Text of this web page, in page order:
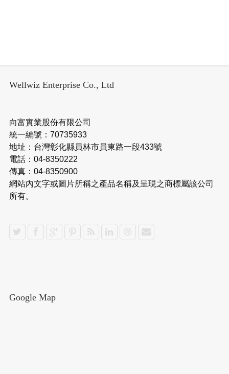
Wellwiz Enterprise Co., Ltd
向富實業股份有限公司
統一編號：70735933
地址：台灣彰化縣員林市員東路一段433號
電話：04-8350222
傳真：04-8350900
網站內文字或圖片所稱之產品名稱及呈現之商標屬該公司
所有。
Google Map